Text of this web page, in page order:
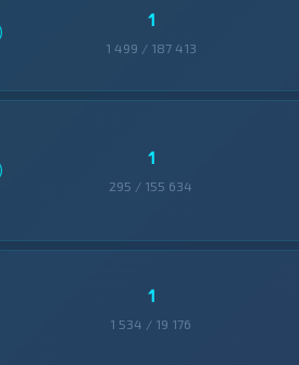
1
1 499 / 187 413
1
295 / 155 634
1
1 534 / 19 176